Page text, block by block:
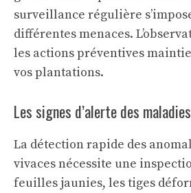
surveillance régulière
différentes menaces.
les actions préventives
vos plantations.
Les signes d’alerte des
La détection rapide des
vivaces nécessite une
feuilles jaunies, les tiges